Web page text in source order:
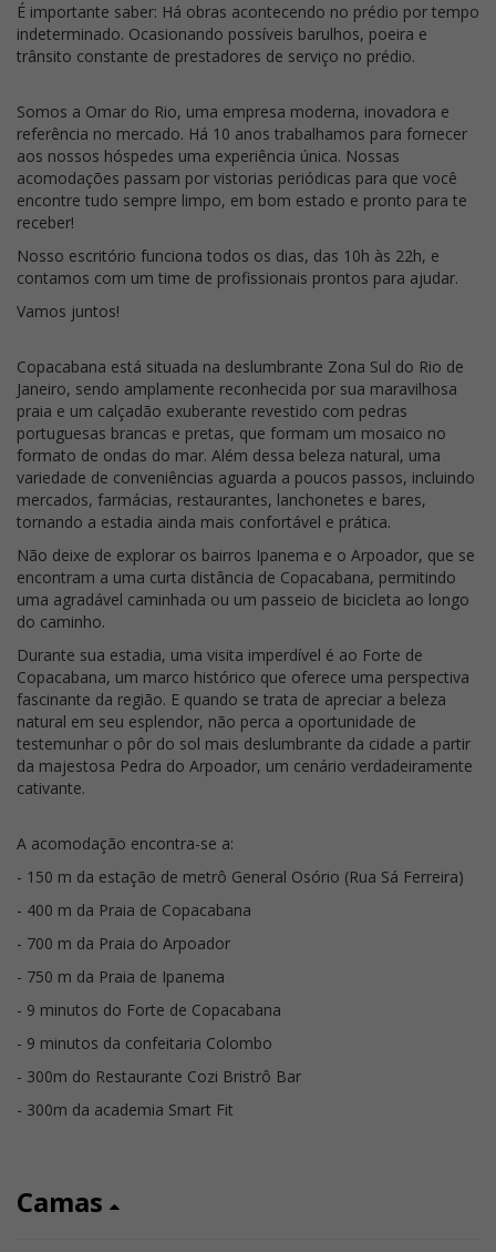
É importante saber: Há obras acontecendo no prédio por tempo
indeterminado. Ocasionando possíveis barulhos, poeira e
trânsito constante de prestadores de serviço no prédio.
Somos a Omar do Rio, uma empresa moderna, inovadora e
referência no mercado. Há 10 anos trabalhamos para fornecer
aos nossos hóspedes uma experiência única. Nossas
acomodações passam por vistorias periódicas para que você
encontre tudo sempre limpo, em bom estado e pronto para te
receber!
Nosso escritório funciona todos os dias, das 10h às 22h, e
contamos com um time de profissionais prontos para ajudar.
Vamos juntos!
Copacabana está situada na deslumbrante Zona Sul do Rio de
Janeiro, sendo amplamente reconhecida por sua maravilhosa
praia e um calçadão exuberante revestido com pedras
portuguesas brancas e pretas, que formam um mosaico no
formato de ondas do mar. Além dessa beleza natural, uma
variedade de conveniências aguarda a poucos passos, incluindo
mercados, farmácias, restaurantes, lanchonetes e bares,
tornando a estadia ainda mais confortável e prática.
Não deixe de explorar os bairros Ipanema e o Arpoador, que se
encontram a uma curta distância de Copacabana, permitindo
uma agradável caminhada ou um passeio de bicicleta ao longo
do caminho.
Durante sua estadia, uma visita imperdível é ao Forte de
Copacabana, um marco histórico que oferece uma perspectiva
fascinante da região. E quando se trata de apreciar a beleza
natural em seu esplendor, não perca a oportunidade de
testemunhar o pôr do sol mais deslumbrante da cidade a partir
da majestosa Pedra do Arpoador, um cenário verdadeiramente
cativante.
A acomodação encontra-se a:
- 150 m da estação de metrô General Osório (Rua Sá Ferreira)
- 400 m da Praia de Copacabana
- 700 m da Praia do Arpoador
- 750 m da Praia de Ipanema
- 9 minutos do Forte de Copacabana
- 9 minutos da confeitaria Colombo
- 300m do Restaurante Cozi Bristrô Bar
- 300m da academia Smart Fit
Camas